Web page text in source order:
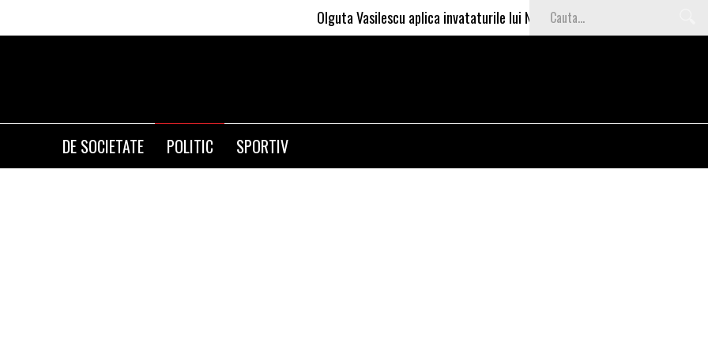
Olguta Vasilescu aplica invataturile lui Nea Marin: somajul mare e o garantie
DE SOCIETATE POLITIC SPORTIV